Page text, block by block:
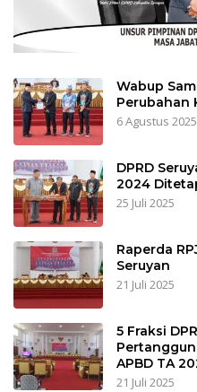
Wabup
Perubahan
6 Agustus 2025
DPRD
2024
25 Juli 2025
Raperda
Seruyan
21 Juli 2025
5 Fraksi
APBD TA
21 Juli 2025